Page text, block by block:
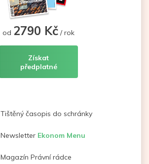
od 2790 Kč / rok
Získat
předplatné
Tištěný časopis do schránky
Newsletter Ekonom Menu
Magazín Právní rádce